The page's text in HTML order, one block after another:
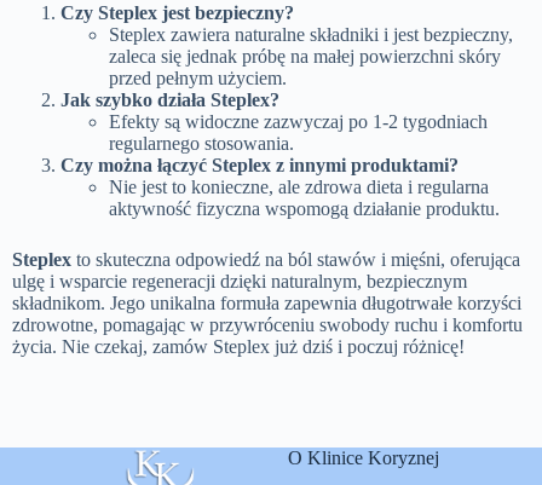
Czy Steplex jest bezpieczny?
Steplex zawiera naturalne składniki i jest bezpieczny,
zaleca się jednak próbę na małej powierzchni skóry
przed pełnym użyciem.
Jak szybko działa Steplex?
Efekty są widoczne zazwyczaj po 1-2 tygodniach
regularnego stosowania.
Czy można łączyć Steplex z innymi produktami?
Nie jest to konieczne, ale zdrowa dieta i regularna
aktywność fizyczna wspomogą działanie produktu.
Steplex to skuteczna odpowiedź na ból stawów i mięśni, oferująca
ulgę i wsparcie regeneracji dzięki naturalnym, bezpiecznym
składnikom. Jego unikalna formuła zapewnia długotrwałe korzyści
zdrowotne, pomagając w przywróceniu swobody ruchu i komfortu
życia. Nie czekaj, zamów Steplex już dziś i poczuj różnicę!
O Klinice Koryznej